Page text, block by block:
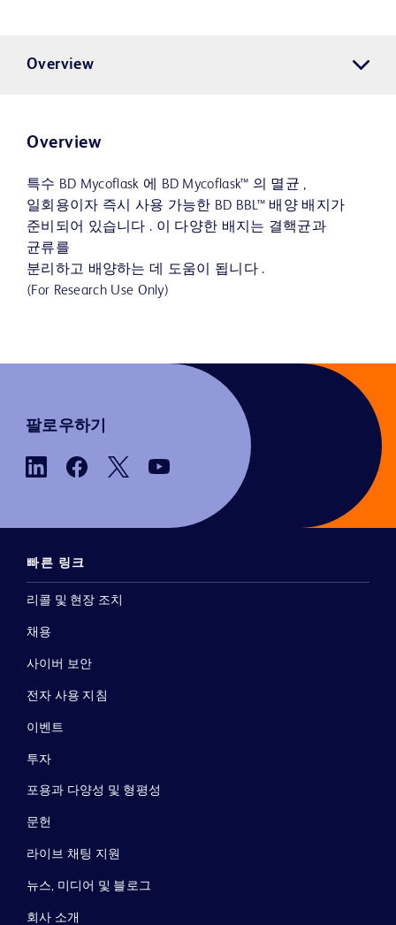
Overview
Overview
특수 BD Mycoflask 에 BD Mycoflask™ 의 멸균 ,
일회용이자 즉시 사용 가능한 BD BBL™ 배양 배지가
준비되어 있습니다 . 이 다양한 배지는 결핵균과
균류를
분리하고 배양하는 데 도움이 됩니다 .
(For Research Use Only)
팔로우하기
빠른 링크
리콜 및 현장 조치
채용
사이버 보안
전자 사용 지침
이벤트
투자
포용과 다양성 및 형평성
문헌
라이브 채팅 지원
뉴스, 미디어 및 블로그
회사 소개